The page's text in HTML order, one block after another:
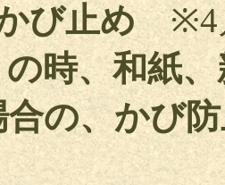
び止め※4
時、和紙
の、かび